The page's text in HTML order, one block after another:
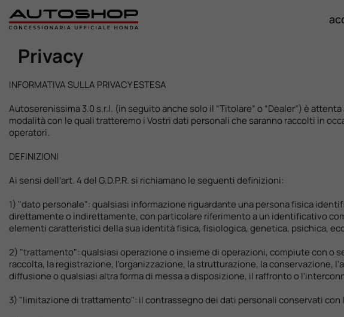
Home
Usato
Assistenza
Ricambi
Privacy
INFORMATIVA SULLA PRIVACY ESTESA
Autoserenissima 3.0 s.r.l. (in seguito anche solo il “Titolare” o “Dealer”) è
modalità con le quali tratteremo i Vostri dati personali che saranno raccolti in
operatori.
DEFINIZIONI
Ai sensi dell’art. 4 del G.D.P.R. si richiamano le seguenti definizioni:
1) "dato personale": qualsiasi informazione riguardante una persona fisica
direttamente o indirettamente, con particolare riferimento a un identificativo
elementi caratteristici della sua identità fisica, fisiologica, genetica, psichica,
2) "trattamento": qualsiasi operazione o insieme di operazioni, compiute con o
raccolta, la registrazione, l'organizzazione, la strutturazione, la conservazione,
diffusione o qualsiasi altra forma di messa a disposizione, il raffronto o
3) "limitazione di trattamento": il contrassegno dei dati personali conservati